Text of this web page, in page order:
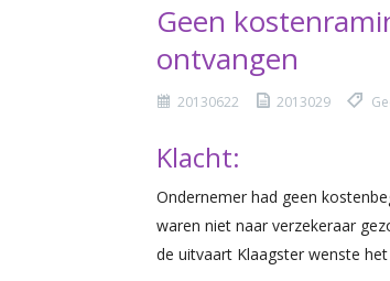
Geen
ontvangen
20130622 2013029
Klacht:
Ondernemer had geen
waren niet naar verzekeraar
de uitvaart Klaagster wenste